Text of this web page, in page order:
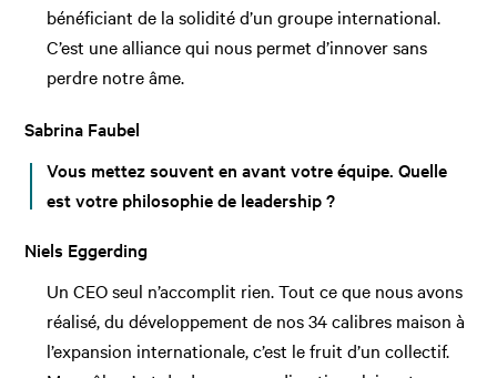
bénéficiant de la solidité d’un groupe international.
C’est une alliance qui nous permet d’innover sans
perdre notre âme.
Sabrina Faubel
Vous mettez souvent en avant votre équipe. Quelle
est votre philosophie de leadership ?
Niels Eggerding
Un CEO seul n’accomplit rien. Tout ce que nous avons
réalisé, du développement de nos 34 calibres maison à
l’expansion internationale, c’est le fruit d’un collectif.